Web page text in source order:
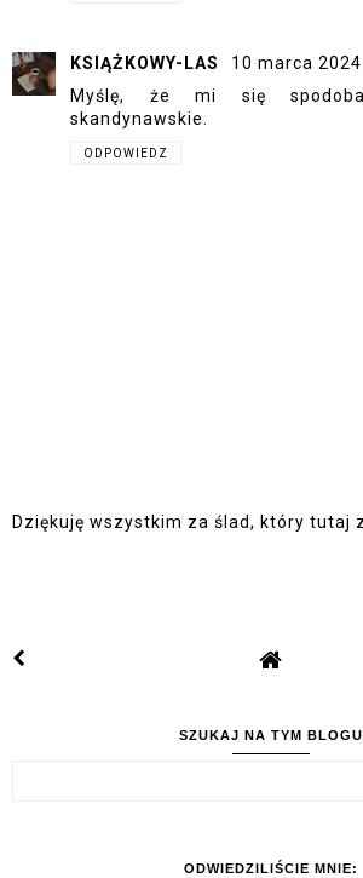
KSIĄŻKOWY-LAS
10 marca
Myślę, że mi się
skandynawskie.
ODPOWIEDZ
Dziękuję wszystkim za ślad, który tutaj
SZUKAJ NA TYM BLOGU
ODWIEDZILIŚCIE MNIE: